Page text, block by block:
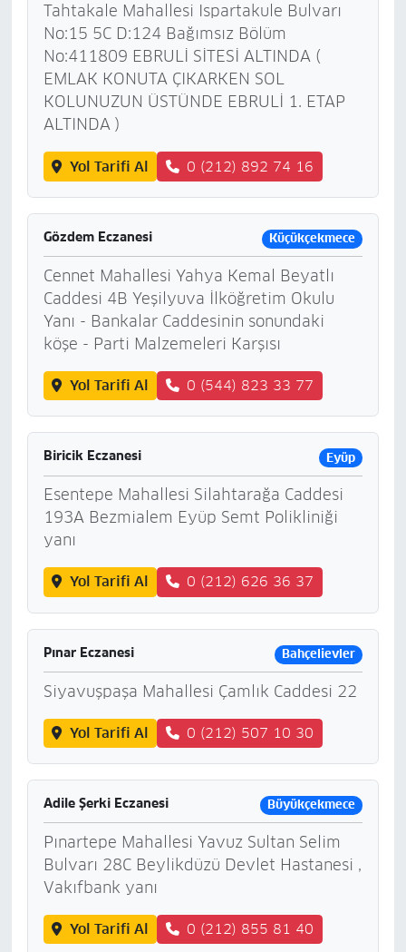
Tahtakale Mahallesi Ispartakule Bulvarı
No:15 5C D:124 Bağımsız Bölüm
No:411809 EBRULİ SİTESİ ALTINDA (
EMLAK KONUTA ÇIKARKEN SOL
KOLUNUZUN ÜSTÜNDE EBRULİ 1. ETAP
ALTINDA )
Yol Tarifi Al 0 (212) 892 74 16
Gözdem Eczanesi Küçükçekmece
Cennet Mahallesi Yahya Kemal Beyatlı
Caddesi 4B Yeşilyuva İlköğretim Okulu
Yanı - Bankalar Caddesinin sonundaki
köşe - Parti Malzemeleri Karşısı
Yol Tarifi Al 0 (544) 823 33 77
Biricik Eczanesi Eyüp
Esentepe Mahallesi Silahtarağa Caddesi
193A Bezmialem Eyüp Semt Polikliniği
yanı
Yol Tarifi Al 0 (212) 626 36 37
Pınar Eczanesi Bahçelievler
Siyavuşpaşa Mahallesi Çamlık Caddesi 22
Yol Tarifi Al 0 (212) 507 10 30
Adile Şerki Eczanesi Büyükçekmece
Pınartepe Mahallesi Yavuz Sultan Selim
Bulvarı 28C Beylikdüzü Devlet Hastanesi ,
Vakıfbank yanı
Yol Tarifi Al 0 (212) 855 81 40